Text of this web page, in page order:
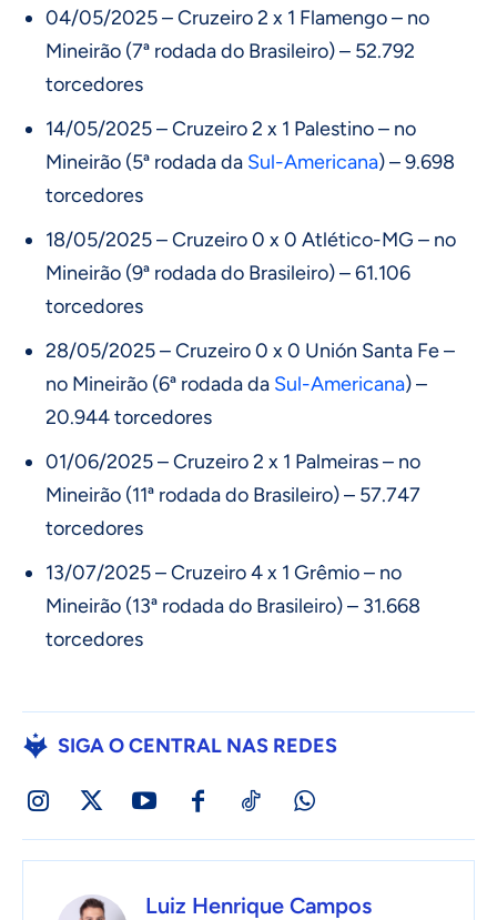
04/05/2025 – Cruzeiro 2 x 1 Flamengo – no
Mineirão (7ª rodada do Brasileiro) – 52.792
torcedores
14/05/2025 – Cruzeiro 2 x 1 Palestino – no
Mineirão (5ª rodada da Sul-Americana) – 9.698
torcedores
18/05/2025 – Cruzeiro 0 x 0 Atlético-MG – no
Mineirão (9ª rodada do Brasileiro) – 61.106
torcedores
28/05/2025 – Cruzeiro 0 x 0 Unión Santa Fe –
no Mineirão (6ª rodada da Sul-Americana) –
20.944 torcedores
01/06/2025 – Cruzeiro 2 x 1 Palmeiras – no
Mineirão (11ª rodada do Brasileiro) – 57.747
torcedores
13/07/2025 – Cruzeiro 4 x 1 Grêmio – no
Mineirão (13ª rodada do Brasileiro) – 31.668
torcedores
SIGA O CENTRAL NAS REDES
Luiz Henrique Campos